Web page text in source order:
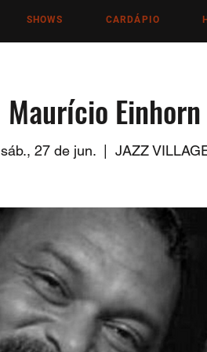
SHOWS CARDÁPIO
Maurício
sáb., 27 de jun.
  |
JAZZ